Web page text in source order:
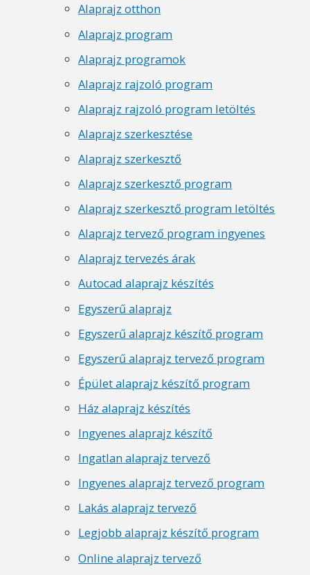
Alaprajz otthon
Alaprajz program
Alaprajz programok
Alaprajz rajzoló program
Alaprajz rajzoló program letöltés
Alaprajz szerkesztése
Alaprajz szerkesztő
Alaprajz szerkesztő program
Alaprajz szerkesztő program letöltés
Alaprajz tervező program ingyenes
Alaprajz tervezés árak
Autocad alaprajz készítés
Egyszerű alaprajz
Egyszerű alaprajz készítő program
Egyszerű alaprajz tervező program
Épület alaprajz készítő program
Ház alaprajz készítés
Ingyenes alaprajz készítő
Ingatlan alaprajz tervező
Ingyenes alaprajz tervező program
Lakás alaprajz tervező
Legjobb alaprajz készítő program
Online alaprajz tervező